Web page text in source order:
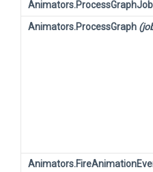
Animators.ProcessGraphJob
Animators.ProcessGraph